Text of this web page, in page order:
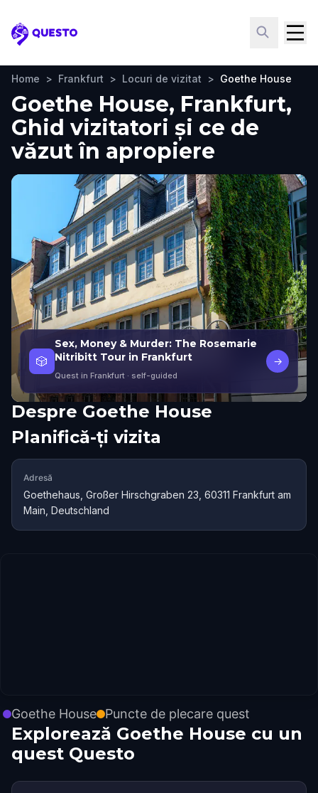
Questo
Home > Frankfurt > Locuri de vizitat > Goethe House
Goethe House, Frankfurt,
Ghid vizitatori și ce de
văzut în apropiere
🎲
Sex, Money & Murder: The Rosemarie
Nitribitt Tour in Frankfurt
Quest in Frankfurt · self-guided
→
Despre Goethe House
Planifică-ți vizita
Adresă
Goethehaus, Großer Hirschgraben 23, 60311 Frankfurt am
Main, Deutschland
Goethe House Puncte de plecare quest
Explorează Goethe House cu un
quest Questo